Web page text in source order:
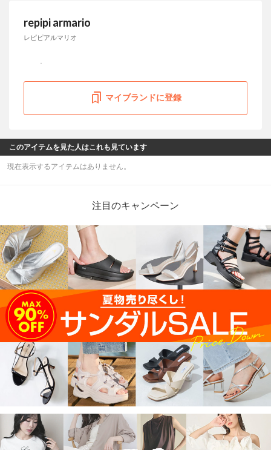
repipi armario
レピピアルマリオ
マイブランドに登録
このアイテムを見た人はこれも見ています
現在表示するアイテムはありません。
注目のキャンペーン